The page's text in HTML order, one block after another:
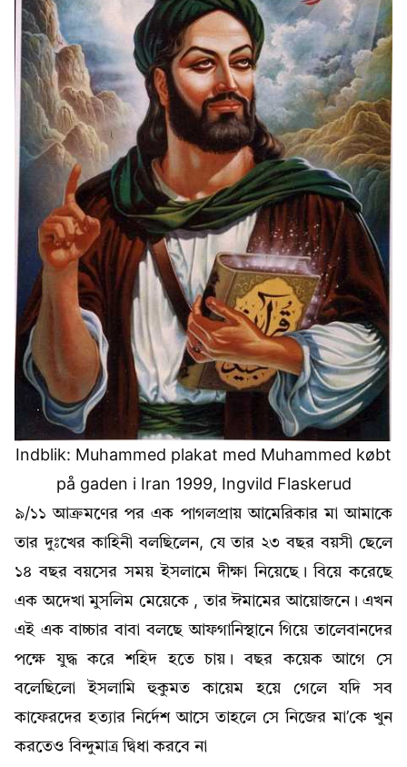
Indblik: Muhammed plakat med Muhammed købt
på gaden i Iran 1999, Ingvild Flaskerud
৯/১১ আক্রমণের পর এক পাগলপ্রায় আমেরিকার মা আমাকে
তার দুঃখের কাহিনী বলছিলেন, যে তার ২৩ বছর বয়সী ছেলে
১৪ বছর বয়সের সময় ইসলামে দীক্ষা নিয়েছে। বিয়ে করেছে
এক অদেখা মুসলিম মেয়েকে , তার ঈমামের আয়োজনে। এখন
এই এক বাচ্চার বাবা বলছে আফগানিস্থানে গিয়ে তালেবানদের
পক্ষে যুদ্ধ করে শহিদ হতে চায়। বছর কয়েক আগে সে
বলেছিলো ইসলামি হুকুমত কায়েম হয়ে গেলে যদি সব
কাফেরদের হত্যার নির্দেশ আসে তাহলে সে নিজের মা’কে খুন
করতেও বিন্দুমাত্র দ্বিধা করবে না